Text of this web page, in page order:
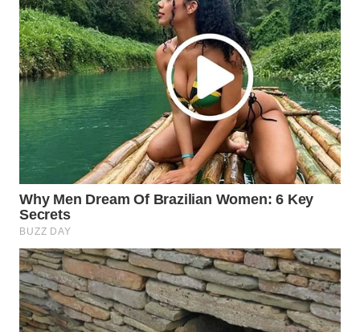
WAHANA
HEALTH
WAHANA
DESA
WISATA
LAPAK
WAHANA
Wahana
Network
KONSUMEN
LISTRIK